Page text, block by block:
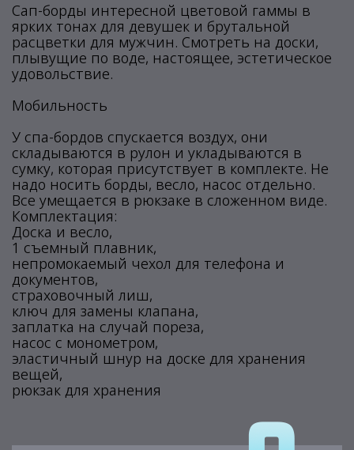
Сап-борды интересной цветовой гаммы в
ярких тонах для девушек и брутальной
расцветки для мужчин. Смотреть на доски,
плывущие по воде, настоящее, эстетическое
удовольствие.
Мобильность
У спа-бордов спускается воздух, они
складываются в рулон и укладываются в
сумку, которая присутствует в комплекте. Не
надо носить борды, весло, насос отдельно.
Все умещается в рюкзаке в сложенном виде.
Комплектация:
Доска и весло,
1 съемный плавник,
непромокаемый чехол для телефона и
документов,
страховочный лиш,
ключ для замены клапана,
заплатка на случай пореза,
насос с монометром,
эластичный шнур на доске для хранения
вещей,
рюкзак для хранения